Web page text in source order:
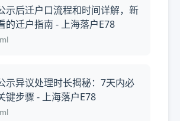
示后迁户口流程和时间详解，新
的迁户指南 - 上海落户E78
示异议处理时长揭秘：7天内必
键步骤 - 上海落户E78